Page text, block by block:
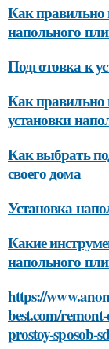
Как правильно
напольного
Подготовка к
Как правильно
установки
Как выбрать
своего дома
Установка
Какие
напольного
https://
best.com/
prostoy-sposob-